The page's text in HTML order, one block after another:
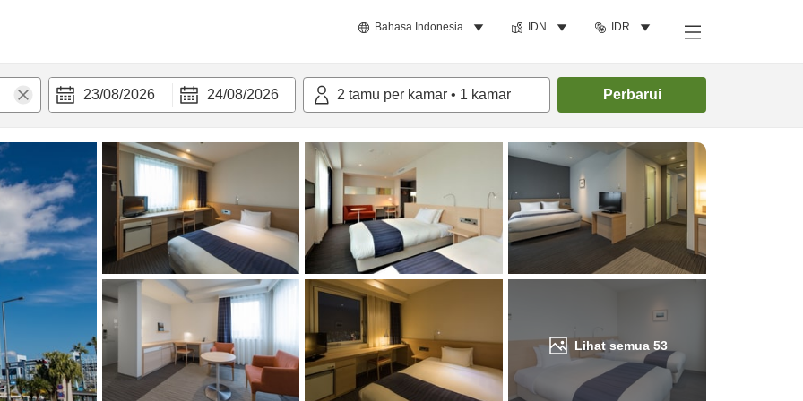
Bahasa Indonesia IDN IDR
23/08/2026 24/08/2026 2 tamu per kamar • 1 kamar Perbarui
Lihat semua 53
Cari kamar